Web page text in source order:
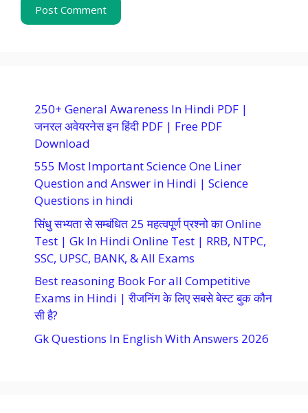
250+ General Awareness In Hindi PDF |
जनरल अवेयरनेस इन हिंदी PDF | Free PDF
Download
555 Most Important Science One Liner
Question and Answer in Hindi | Science
Questions in hindi
सिंधु सभ्यता से सम्बंधित 25 महत्वपूर्ण प्रश्नो का Online
Test | Gk In Hindi Online Test | RRB, NTPC,
SSC, UPSC, BANK, & All Exams
Best reasoning Book For all Competitive
Exams in Hindi | रीजनिंग के लिए सबसे बेस्ट बुक कौन
सी है?
Gk Questions In English With Answers 2026